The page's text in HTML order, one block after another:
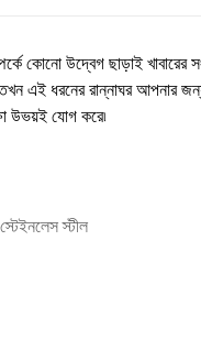
কোনো উদ্বেগ ছাড়াই খাবারের
এই ধরনের রান্নাঘর আপনার
উভয়ই যোগ করে৷
স্টীল